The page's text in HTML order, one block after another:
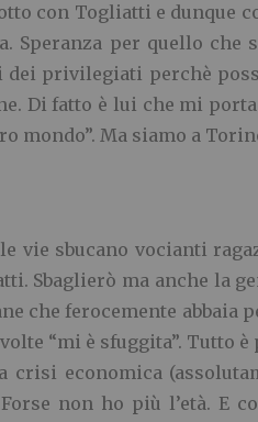
con Togliatti e
Speranza per quello
dei privilegiati perchè
Di fatto è lui che mi
mondo”. Ma siamo a
vie sbucano vocianti
Sbaglierò ma anche la
che ferocemente abbaia
“mi è sfuggita”. Tutto
crisi economica
non ho più l’età. E